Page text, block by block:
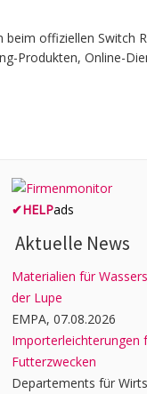
offiziellen Switch
Produkten, Online-
✔HELPads
Aktuelle News
Materialien für
der Lupe
EMPA, 07.08.2026
Importerleichterungen
Futterzwecken
Departements für